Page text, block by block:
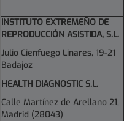
INSTITUTO EXTREMEÑO DE
REPRODUCCIÓN ASISTIDA, S.L.
Julio Cienfuego Linares, 19-21
Badajoz
HEALTH DIAGNOSTIC S.L.
Calle Martínez de Arellano 21,
Madrid (28043)